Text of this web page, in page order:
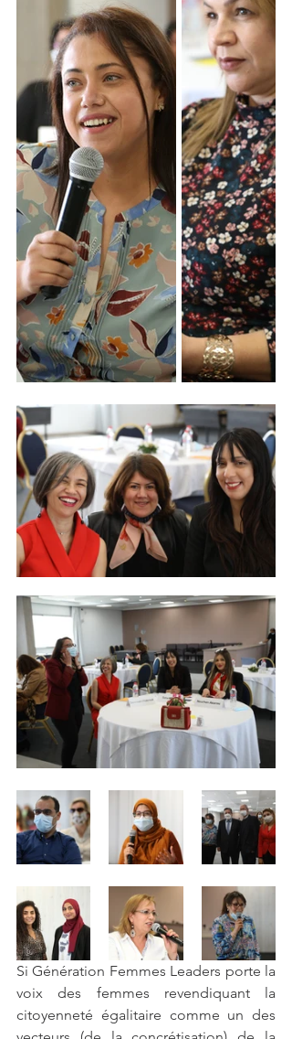
Si Génération Femmes Leaders porte la
voix des femmes revendiquant la
citoyenneté égalitaire comme un des